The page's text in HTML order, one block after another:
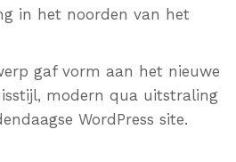
in het noorden van het
gaf vorm aan het nieuwe
modern qua uitstraling
WordPress site.